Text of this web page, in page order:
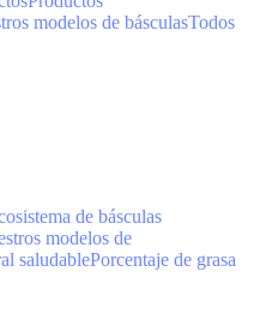
modelos de básculasTodos
de básculas
modelos de
saludablePorcentaje de grasa